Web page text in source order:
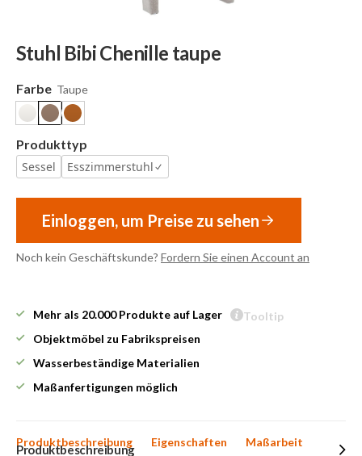
Stuhl Bibi Chenille taupe
Farbe Taupe
Produkttyp
Sessel
Esszimmerstuhl
Einloggen, um Preise zu sehen
Noch kein Geschäftskunde? Fordern Sie einen Account an
Mehr als 20.000 Produkte auf Lager
Tooltip
Objektmöbel zu Fabrikspreisen
Wasserbeständige Materialien
Maßanfertigungen möglich
Produktbeschreibung Eigenschaften
Maßarbeit
Produktbeschreibung